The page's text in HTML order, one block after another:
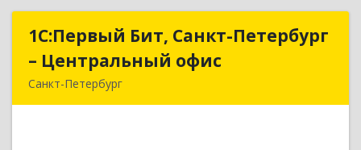
1С:Первый Бит, Санкт-Петербург
– Центральный офис
Санкт-Петербург
1С:Первый Бит, Санкт-Петербург
– Центральный офис